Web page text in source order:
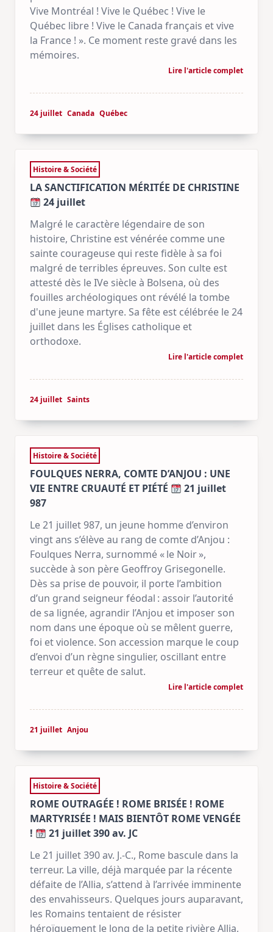
Vive Montréal ! Vive le Québec ! Vive le
Québec libre ! Vive le Canada français et vive
la France ! ». Ce moment reste gravé dans les
mémoires.
Lire l'article complet
24 juillet Canada Québec
Histoire & Société
LA SANCTIFICATION MÉRITÉE DE CHRISTINE
24 juillet
Malgré le caractère légendaire de son
histoire, Christine est vénérée comme une
sainte courageuse qui reste fidèle à sa foi
malgré de terribles épreuves. Son culte est
attesté dès le IVe siècle à Bolsena, où des
fouilles archéologiques ont révélé la tombe
d'une jeune martyre. Sa fête est célébrée le 24
juillet dans les Églises catholique et
orthodoxe.
Lire l'article complet
24 juillet Saints
Histoire & Société
FOULQUES NERRA, COMTE D’ANJOU : UNE
VIE ENTRE CRUAUTÉ ET PIÉTÉ
21 juillet
987
Le 21 juillet 987, un jeune homme d’environ
vingt ans s’élève au rang de comte d’Anjou :
Foulques Nerra, surnommé « le Noir »,
succède à son père Geoffroy Grisegonelle.
Dès sa prise de pouvoir, il porte l’ambition
d’un grand seigneur féodal : assoir l’autorité
de sa lignée, agrandir l’Anjou et imposer son
nom dans une époque où se mêlent guerre,
foi et violence. Son accession marque le coup
d’envoi d’un règne singulier, oscillant entre
terreur et quête de salut.
Lire l'article complet
21 juillet Anjou
Histoire & Société
ROME OUTRAGÉE ! ROME BRISÉE ! ROME
MARTYRISÉE ! MAIS BIENTÔT ROME VENGÉE
!
21 juillet 390 av. JC
Le 21 juillet 390 av. J.-C., Rome bascule dans la
terreur. La ville, déjà marquée par la récente
défaite de l’Allia, s’attend à l’arrivée imminente
des envahisseurs. Quelques jours auparavant,
les Romains tentaient de résister
héroïquement le long de la petite rivière Allia,